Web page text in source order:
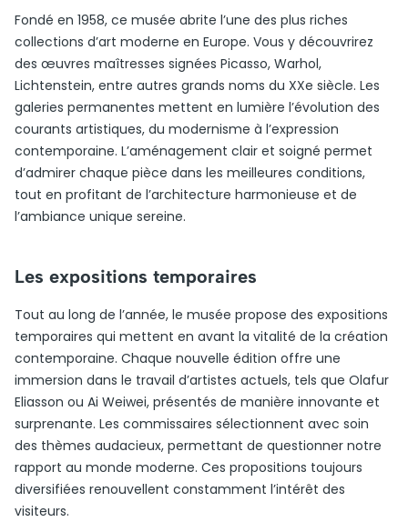
Fondé en 1958, ce musée abrite l’une des plus riches
collections d’art moderne en Europe. Vous y découvrirez
des œuvres maîtresses signées Picasso, Warhol,
Lichtenstein, entre autres grands noms du XXe siècle. Les
galeries permanentes mettent en lumière l’évolution des
courants artistiques, du modernisme à l’expression
contemporaine. L’aménagement clair et soigné permet
d’admirer chaque pièce dans les meilleures conditions,
tout en profitant de l’architecture harmonieuse et de
l’ambiance unique sereine.
Les expositions temporaires
Tout au long de l’année, le musée propose des expositions
temporaires qui mettent en avant la vitalité de la création
contemporaine. Chaque nouvelle édition offre une
immersion dans le travail d’artistes actuels, tels que Olafur
Eliasson ou Ai Weiwei, présentés de manière innovante et
surprenante. Les commissaires sélectionnent avec soin
des thèmes audacieux, permettant de questionner notre
rapport au monde moderne. Ces propositions toujours
diversifiées renouvellent constamment l’intérêt des
visiteurs.